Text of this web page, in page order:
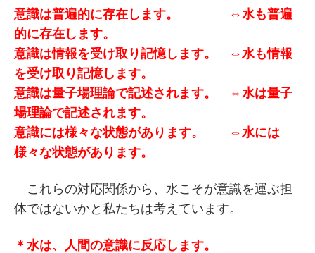
意識は普遍的に存在します。 ⇔水も普遍
的に存在します。
意識は情報を受け取り記憶します。 ⇔水も情報
を受け取り記憶します。
意識は量子場理論で記述されます。 ⇔水は量子
場理論で記述されます。
意識には様々な状態があります。 ⇔水には
様々な状態があります。
これらの対応関係から、水こそが意識を運ぶ担
体ではないかと私たちは考えています。
＊水は、人間の意識に反応します。